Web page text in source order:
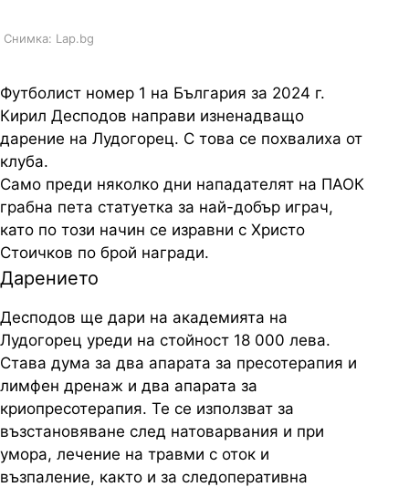
Снимка: Lap.bg
Футболист номер 1 на България за 2024 г.
Кирил Десподов направи изненадващо
дарение на Лудогорец. С това се похвалиха от
клуба.
Само преди няколко дни нападателят на ПАОК
грабна пета статуетка за най-добър играч,
като по този начин се изравни с Христо
Стоичков по брой награди.
Дарението
Десподов ще дари на академията на
Лудогорец уреди на стойност 18 000 лева.
Става дума за два апарата за пресотерапия и
лимфен дренаж и два апарата за
криопресотерапия. Те се използват за
възстановяване след натоварвания и при
умора, лечение на травми с оток и
възпаление, както и за следоперативна